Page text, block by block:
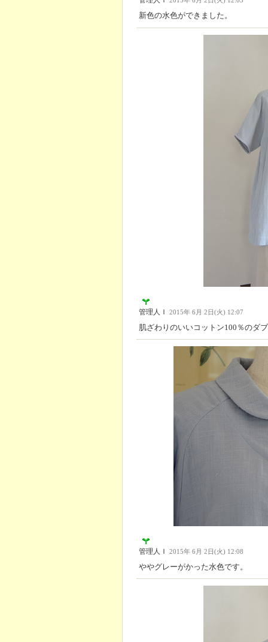
新色の水色ができました。
管理人Ｉ 2015年 6月 2日(火) 12:07
肌ざわりのいいコットン100％のダ
管理人Ｉ 2015年 6月 2日(火) 12:08
ややグレーがかった水色です。